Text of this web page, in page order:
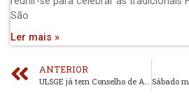
São
Ler mais »
ANTERIOR
ULSGE já tem Conselho de Administração